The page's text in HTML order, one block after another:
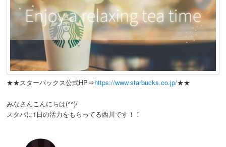
へ
移
★★スターバックス公式HP⇒https://www.starbucks.co.jp/★★
みなさんこんにちは(^^)/
スタバに1日の活力をもらってる西川です！！